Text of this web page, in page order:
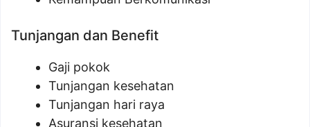
Tunjangan dan Benefit
Gaji pokok
Tunjangan kesehatan
Tunjangan hari raya
Asuransi kesehatan